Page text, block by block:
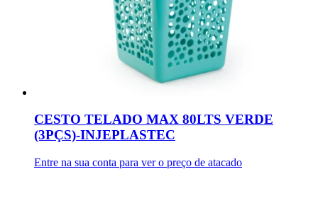
CESTO TELADO MAX 80LTS VERDE
(3PÇS)-INJEPLASTEC
Entre na sua conta para ver o preço de atacado